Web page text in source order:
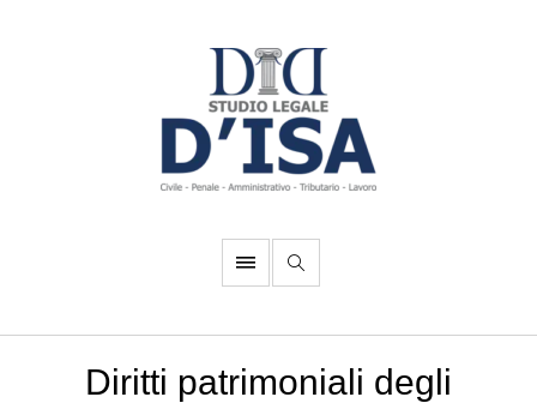
Diritti patrimoniali degli